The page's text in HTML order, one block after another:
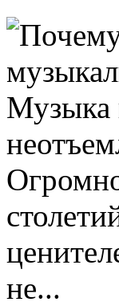
Музыка
не...